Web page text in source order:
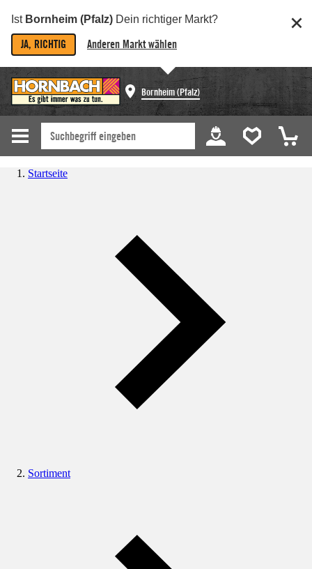
Ist Bornheim (Pfalz) Dein richtiger Markt?
JA, RICHTIG Anderen Markt wählen
Bornheim (Pfalz)
Startseite
Sortiment